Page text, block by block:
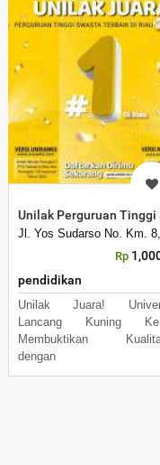
Unilak Perguruan Tinggi
Jl. Yos Sudarso No. Km.
Rp
pendidikan
Unilak Juara!
Lancang Kuning
Membuktikan
dengan